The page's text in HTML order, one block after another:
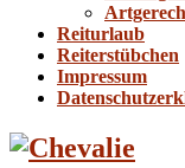
Reiturlaub
Reiterstübchen
Impressum